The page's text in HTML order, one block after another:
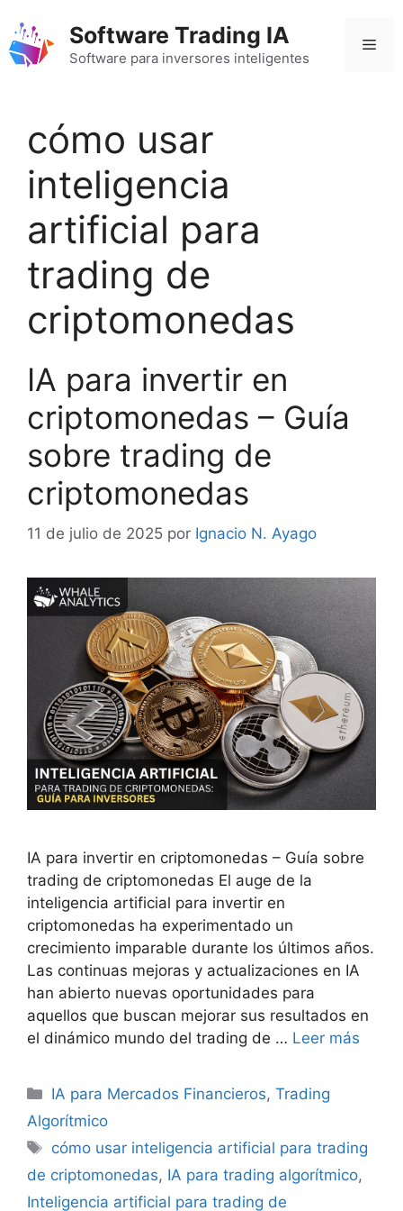
contenido
Software Trading IA
Software para inversores inteligentes
cómo usar
inteligencia
artificial para
trading de
criptomonedas
IA para invertir en
criptomonedas – Guía
sobre trading de
criptomonedas
11 de julio de 2025 por Ignacio N. Ayago
IA para invertir en criptomonedas – Guía sobre
trading de criptomonedas El auge de la
inteligencia artificial para invertir en
criptomonedas ha experimentado un
crecimiento imparable durante los últimos años.
Las continuas mejoras y actualizaciones en IA
han abierto nuevas oportunidades para
aquellos que buscan mejorar sus resultados en
el dinámico mundo del trading de … Leer más
Categorías
IA para Mercados Financieros,Trading
Algorítmico
Etiquetas
cómo usar inteligencia artificial para trading
de criptomonedas, IA para trading algorítmico,
Inteligencia artificial para trading de